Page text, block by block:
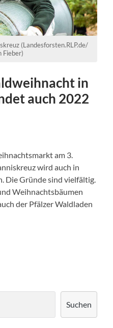
(Landesforsten.RLP.de/
Fieber)
in
auch 2022
am 3.
wird auch in
Die Gründe sind vielfältig.
Weihnachtsbäumen
der Pfälzer Waldladen
Suchen